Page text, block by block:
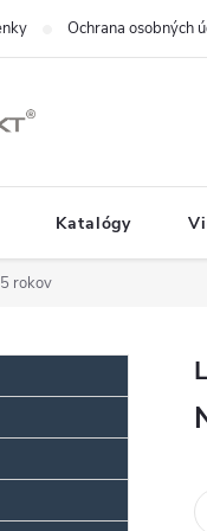
Ochrana osobných
Katalógy
rokov